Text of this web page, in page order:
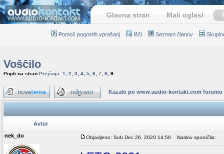
Glavna stran Mali oglasi
Pomoč pogostih vprašanj Išči Seznam članov
Voščilo
Pojdi na stran Prejšnja 1 2 3 4 5 6 7 8 9
Kazalo po www.audio-kontakt.com forumu
Avtor
nek_do
Objavljeno: Sob Dec 26, 2020 14:56 Naslov sporočila: